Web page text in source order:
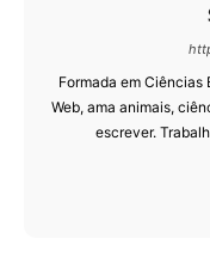
Formada em
Web, ama animais,
escrever.